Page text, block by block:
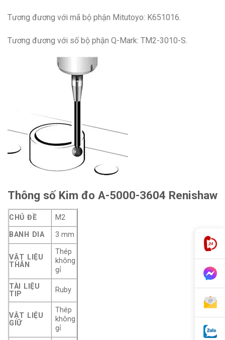
Tương đương với mã bộ phận Mitutoyo: K651016.
Tương đương với số bộ phận Q-Mark: TM2-3010-S.
Thông số Kim đo A-5000-3604 Renishaw
CHỦ ĐỀ
M2
BANH DIA
3 mm
VẬT LIỆU
THÂN
Thép
không
gỉ
TÀI LIỆU
TIP
Ruby
VẬT LIỆU
GIỮ
Thép
không
gỉ